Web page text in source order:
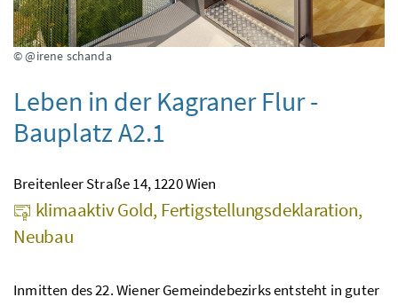
© @irene schanda
Leben in der Kagraner Flur -
Bauplatz A2.1
Breitenleer Straße 14, 1220 Wien
klimaaktiv Gold, Fertigstellungsdeklaration,
Neubau
Inmitten des 22. Wiener Gemeindebezirks entsteht in guter